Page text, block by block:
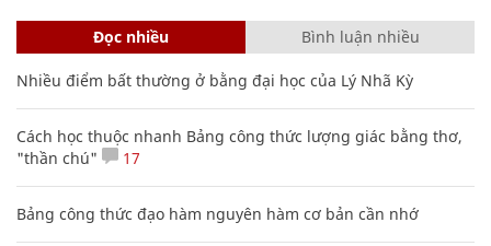
Đọc nhiều Bình luận nhiều
Nhiều điểm bất thường ở bằng đại học của Lý Nhã Kỳ
Cách học thuộc nhanh Bảng công thức lượng giác bằng thơ,
"thần chú"
17
Bảng công thức đạo hàm nguyên hàm cơ bản cần nhớ